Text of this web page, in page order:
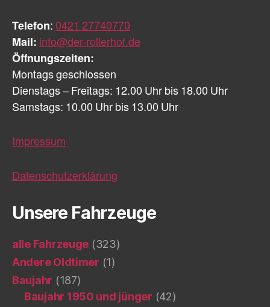
Telefon: 0421 27740770
Mail: info@der-rollerhof.de
Öffnungszeiten:
Montags geschlossen
Dienstags – Freitags: 12.00 Uhr bis 18.00 Uhr
Samstags: 10.00 Uhr bis 13.00 Uhr
Impressum
Datenschutzerklärung
Unsere Fahrzeuge
alle Fahrzeuge (323)
Andere Oldtimer (1)
Baujahr (187)
Baujahr 1950 und jünger (42)